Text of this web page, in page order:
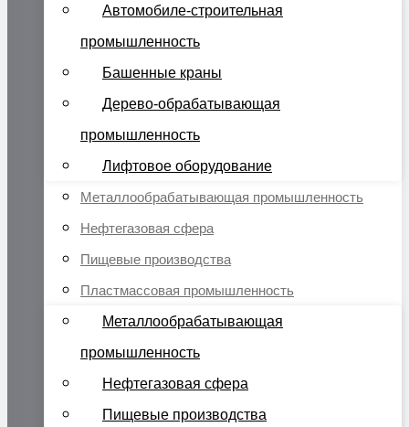
Автомобиле-строительная
промышленность
Башенные краны
Дерево-обрабатывающая
промышленность
Лифтовое оборудование
Металлообрабатывающая промышленность
Нефтегазовая сфера
Пищевые производства
Пластмассовая промышленность
Металлообрабатывающая
промышленность
Нефтегазовая сфера
Пищевые производства